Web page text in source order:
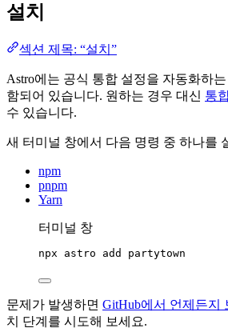
설치
섹션 제목: “설치”
Astro에는 공식 통합 설정을 자동화하는
함되어 있습니다. 원하는 경우 대신 통
수 있습니다.
새 터미널 창에서 다음 명령 중 하나를
npm
pnpm
Yarn
터미널 창
npx astro add partytown
문제가 발생하면 GitHub에서 언제든지
치 단계를 시도해 보세요.